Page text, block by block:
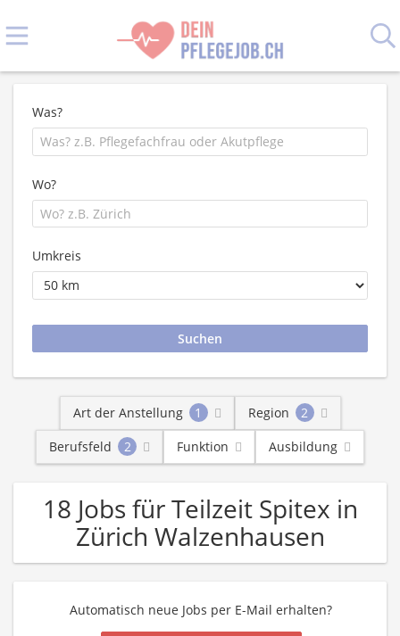
Was?
Wo?
Umkreis
Art der Anstellung 1 Region
2
Berufsfeld
2 Funktion Ausbildung
18 Jobs für Teilzeit Spitex in
Zürich Walzenhausen
Automatisch neue Jobs per E-Mail erhalten?